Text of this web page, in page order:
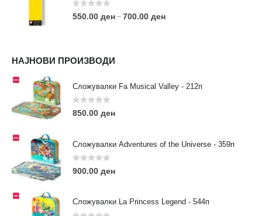
0out of 5
550.00 ден – 700.00 ден
НАЈНОВИ ПРОИЗВОДИ
Сложувалки Fa Musical Valley - 212п
0out of 5
850.00 ден
Сложувалки Adventures of the Universe - 359п
0out of 5
900.00 ден
Сложувалки La Princess Legend - 544п
АДРЕСА:
ул. 3та Македонска Бригада бр.46
ТЕЛЕФОН:
0038977640534
contact@moehobi.mk
РАБОТНО ВРЕМЕ:
Пон - Саб / 09:00 - 21:00